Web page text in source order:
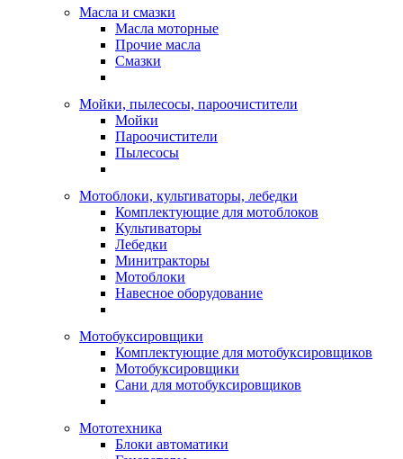
Масла и смазки
Масла моторные
Прочие масла
Смазки
Мойки, пылесосы, пароочистители
Мойки
Пароочистители
Пылесосы
Мотоблоки, культиваторы, лебедки
Комплектующие для мотоблоков
Культиваторы
Лебедки
Минитракторы
Мотоблоки
Навесное оборудование
Мотобуксировщики
Комплектующие для мотобуксировщиков
Мотобуксировщики
Сани для мотобуксировщиков
Мототехника
Блоки автоматики